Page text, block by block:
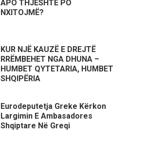
APO THJESHTË PO
NXITOJMË?
KUR NJË KAUZË E DREJTË
RRËMBEHET NGA DHUNA –
HUMBET QYTETARIA, HUMBET
SHQIPËRIA
Eurodeputetja Greke Kërkon
Largimin E Ambasadores
Shqiptare Në Greqi